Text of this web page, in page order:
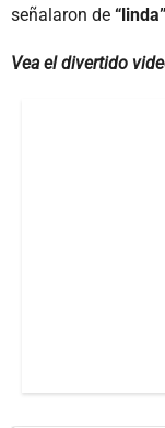
señalaron de
Vea el divertido